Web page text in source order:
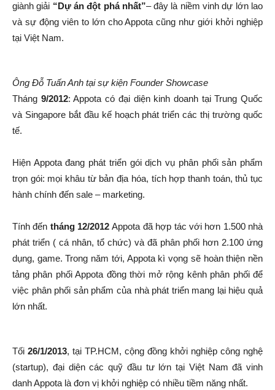
giành giải “Dự án đột phá nhất”– đây là niềm vinh dự lớn lao
và sự động viên to lớn cho Appota cũng như giới khởi nghiệp
tại Việt Nam.
Ông Đỗ Tuấn Anh tại sự kiện Founder Showcase
Tháng 9/2012: Appota có đại diện kinh doanh tại Trung Quốc
và Singapore bắt đầu kế hoạch phát triển các thị trường quốc
tế.
Hiện Appota đang phát triển gói dịch vụ phân phối sản phẩm
trọn gói: mọi khâu từ bản địa hóa, tích hợp thanh toán, thủ tục
hành chính đến sale – marketing.
Tính đến tháng 12/2012 Appota đã hợp tác với hơn 1.500 nhà
phát triển ( cá nhân, tổ chức) và đã phân phối hơn 2.100 ứng
dụng, game. Trong năm tới, Appota kì vọng sẽ hoàn thiện nền
tảng phân phối Appota đồng thời mở rộng kênh phân phối để
việc phân phối sản phẩm của nhà phát triển mang lại hiệu quả
lớn nhất.
Tối 26/1/2013, tại TP.HCM, cộng đồng khởi nghiệp công nghệ
(startup), đại diện các quỹ đầu tư lớn tại Việt Nam đã vinh
danh Appota là đơn vị khởi nghiệp có nhiều tiềm năng nhất.